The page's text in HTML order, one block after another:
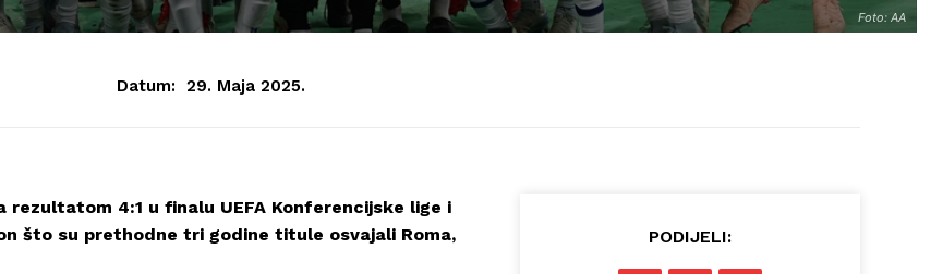
Foto: AA
Datum: 29. Maja 2025.
rezultatom 4:1 u finalu UEFA Konferencijske lige i
što su prethodne tri godine titule osvajali Roma,
PODIJELI: